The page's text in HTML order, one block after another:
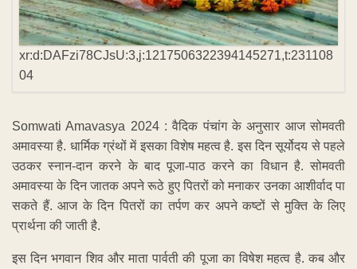
xr:d:DAFzi78CJsU:3,j:1217506322394145271,t:231108
04
Somwati Amavasya 2024 : वैदिक पंचांग के अनुसार आज सोमवती
अमावस्या है. धार्मिक ग्रंथों में इसका विशेष महत्व है. इस दिन सूर्योदय से पहले
उठकर स्नान-दान करने के बाद पूजा-पाठ करने का विधान है. सोमवती
अमावस्या के दिन जातक अपने रूठे हुए पितरों को मनाकर उनका आशीर्वाद पा
सकते हैं. आज के दिन पितरों का तर्पण कर अपने कष्टों से मुक्ति के लिए
प्रार्थना की जाती है.
इस दिन भगवान शिव और माता पार्वती की पूजा का विषेश महत्व है. कब और